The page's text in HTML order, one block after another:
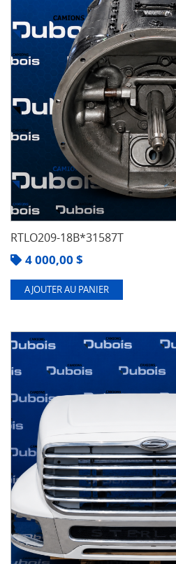
RTLO209-18B*31587T
4 000,00 $
AJOUTER AU PANIER